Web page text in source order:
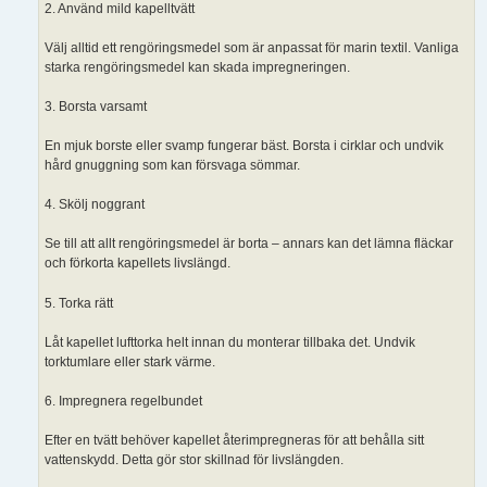
2. Använd mild kapelltvätt
Välj alltid ett rengöringsmedel som är anpassat för marin textil. Vanliga
starka rengöringsmedel kan skada impregneringen.
3. Borsta varsamt
En mjuk borste eller svamp fungerar bäst. Borsta i cirklar och undvik
hård gnuggning som kan försvaga sömmar.
4. Skölj noggrant
Se till att allt rengöringsmedel är borta – annars kan det lämna fläckar
och förkorta kapellets livslängd.
5. Torka rätt
Låt kapellet lufttorka helt innan du monterar tillbaka det. Undvik
torktumlare eller stark värme.
6. Impregnera regelbundet
Efter en tvätt behöver kapellet återimpregneras för att behålla sitt
vattenskydd. Detta gör stor skillnad för livslängden.